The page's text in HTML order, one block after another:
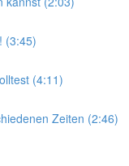
(3:45)
(4:11)
Zeiten (2:46)